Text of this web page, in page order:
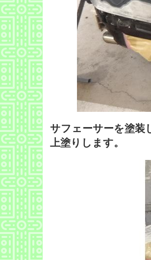
サフェーサーを塗装
上塗りします。